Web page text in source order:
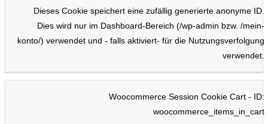
Dieses Cookie speichert eine zufällig generierte anonyme ID.
Dies wird nur im Dashboard-Bereich (/wp-admin bzw. /mein-
konto/) verwendet und - falls aktiviert- für die Nutzungsverfolgung
verwendet.
Woocommerce Session Cookie Cart - ID:
woocommerce_items_in_cart